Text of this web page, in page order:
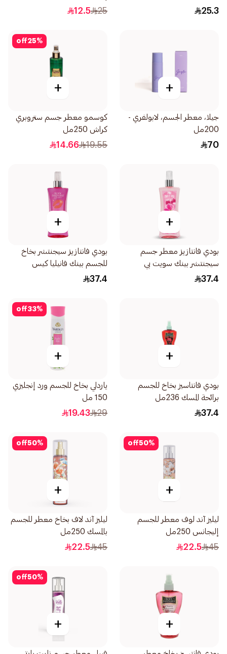
25.3
25
12.5
+
جيلا، معطر الجسم، لابولفري -
200مل
70
25%
off
+
كوسمو معطر جسم ستروبري
كراش 250مل
19.55
14.66
+
بودي فانتازيز معطر جسم
سيجنتشر بينك سويت بي
236مل
37.4
+
بودي فانتازيز سيجنتشر بخاخ
للجسم بينك فانيليا كيس
236مل
37.4
+
بودي فانتاسيز بخاخ للجسم
برائحة المسك 236مل
37.4
33%
off
+
ياردلي بخاخ للجسم ورد إنجليزي
150 مل
29
19.43
50%
off
+
ليليز آند لوف معطر للجسم
إليجانس 250مل
45
22.5
50%
off
+
ليليز آند لاف بخاخ معطر للجسم
بالمسك 250مل
45
22.5
+
50%
off
+